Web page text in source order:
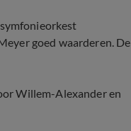
goed waarderen. De
Willem-Alexander en